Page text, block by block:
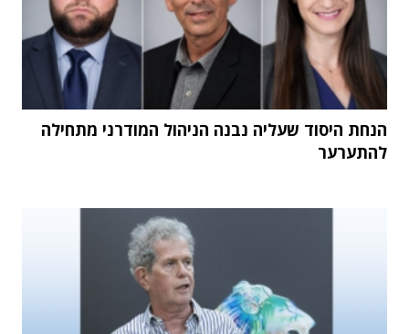
הנחת היסוד שעליה נבנה הניהול המודרני מתחילה
להתערער